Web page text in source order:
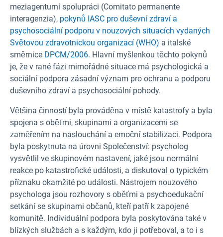
meziagenturní spolupráci (Comitato permanente
interagenzia), pokynů IASC pro duševní zdraví a
psychosociální podporu v nouzových situacích vydaných
Světovou zdravotnickou organizací (WHO) a italské
směrnice DPCM/2006. Hlavní myšlenkou těchto pokynů
je, že v rané fázi mimořádné situace má psychologická a
sociální podpora zásadní význam pro ochranu a podporu
duševního zdraví a psychosociální pohody.
Většina činností byla prováděna v místě katastrofy a byla
spojena s oběťmi, skupinami a organizacemi se
zaměřením na naslouchání a emoční stabilizaci. Podpora
byla poskytnuta na úrovni Společenství: psycholog
vysvětlil ve skupinovém nastavení, jaké jsou normální
reakce po katastrofické události, a diskutoval o typickém
příznaku okamžité po události. Nástrojem nouzového
psychologa jsou rozhovory s oběťmi a psychoedukační
setkání se skupinami občanů, kteří patří k zapojené
komunitě. Individuální podpora byla poskytována také v
blízkých službách a s každým, kdo ji potřeboval, a to i s